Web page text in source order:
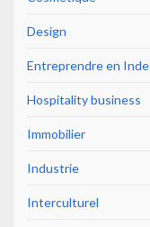
Design
Entreprendre en Inde
Hospitality business
Immobilier
Industrie
Interculturel